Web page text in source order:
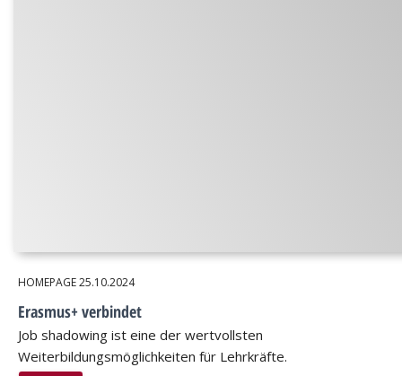
HOMEPAGE25.10.2024
Erasmus+ verbindet
Job shadowing ist eine der wertvollsten
Weiterbildungsmöglichkeiten für Lehrkräfte.